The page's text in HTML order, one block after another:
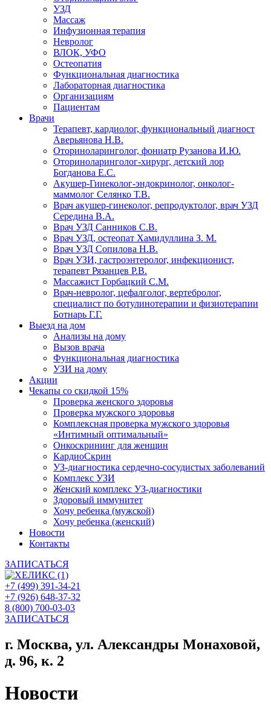
УЗД
Массаж
Инфузионная терапия
Невролог
ВЛОК, УФО
Остеопатия
Функциональная диагностика
Лабораторная диагностика
Организациям
Пациентам
Врачи
Терапевт, кардиолог, функциональный диагност
Аверьянова Н.В.
Оториноларинголог, фониатр Рузанова И.Ю.
Оториноларинголог-хирург, детский лор
Богданова Е.С.
Акушер-Гинеколог-эндокринолог, онколог-
маммолог Селянко Т.В.
Врач акушер-гинеколог, репродуктолог, врач УЗД
Середина В.А.
Врач УЗД Санников С.В.
Врач УЗД, остеопат Хамидуллина З. М.
Врач УЗД Сопилова Н.В.
Врач УЗИ, гастроэнтеролог, инфекционист,
терапевт Рязанцев Р.В.
Массажист Горбацкий С.М.
Врач-невролог, цефалголог, вертебролог,
специалист по ботулинотерапии и физиотерапии
Ботнарь Г.Г.
Выезд на дом
Анализы на дому
Вызов врача
Функциональная диагностика
УЗИ на дому
Акции
Чекапы со скидкой 15%
Проверка женского здоровья
Проверка мужского здоровья
Комплексная проверка мужского здоровья
«Интимный оптимальный»
Онкоcкрининг для женщин
КардиоСкрин
УЗ-диагностика сердечно-сосудистых заболеваний
Комплекс УЗИ
Женский комплекс УЗ-диагностики
Здоровый иммунитет
Хочу ребенка (мужской)
Хочу ребенка (женский)
Новости
Контакты
ЗАПИСАТЬСЯ
+7 (499) 391-34-21
+7 (926) 648-37-32
8 (800) 700-03-03
ЗАПИСАТЬСЯ
г. Москва, ул. Александры Монаховой,
д. 96, к. 2
Новости